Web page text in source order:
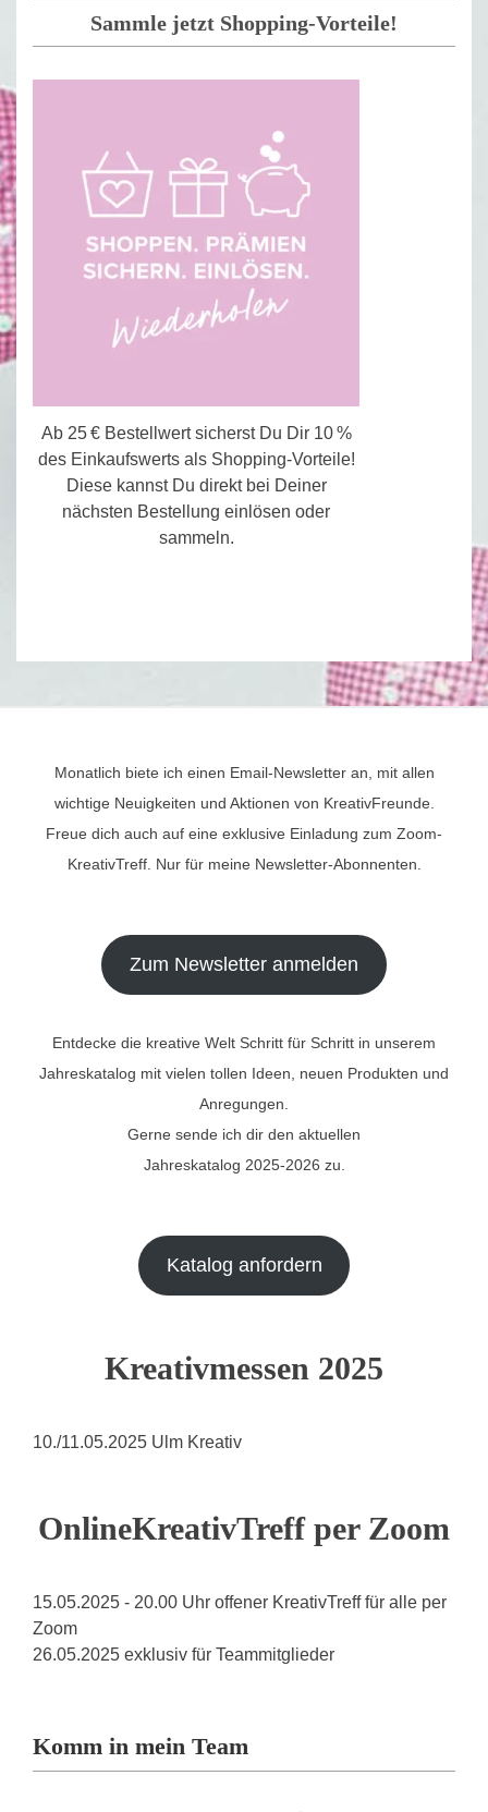
Sammle jetzt Shopping-Vorteile!
Ab 25 € Bestellwert sicherst Du Dir 10 %
des Einkaufswerts als Shopping-Vorteile!
Diese kannst Du direkt bei Deiner
nächsten Bestellung einlösen oder
sammeln.
Monatlich biete ich einen Email-Newsletter an, mit allen
wichtige Neuigkeiten und Aktionen von KreativFreunde.
Freue dich auch auf eine exklusive Einladung zum Zoom-
KreativTreff. Nur für meine Newsletter-Abonnenten.
Zum Newsletter anmelden
Entdecke die kreative Welt Schritt für Schritt in unserem
Jahreskatalog mit vielen tollen Ideen, neuen Produkten und
Anregungen.
Gerne sende ich dir den aktuellen
Jahreskatalog 2025-2026 zu.
Katalog anfordern
Kreativmessen 2025
10./11.05.2025 Ulm Kreativ
OnlineKreativTreff per Zoom
15.05.2025 - 20.00 Uhr offener KreativTreff für alle per
Zoom
26.05.2025 exklusiv für Teammitglieder
Komm in mein Team